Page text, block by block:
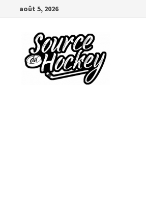
Passeraoût 5, 2026